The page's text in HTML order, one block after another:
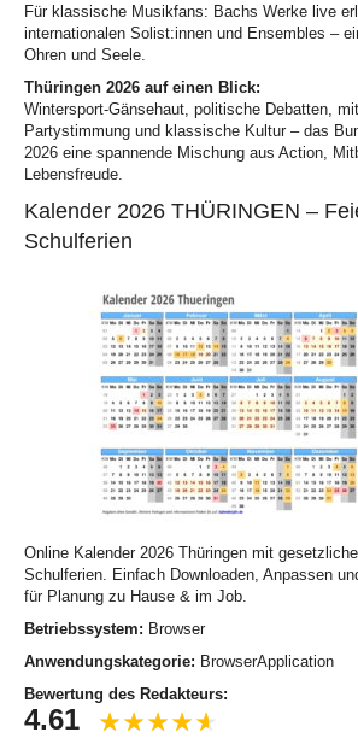
Für klassische Musikfans: Bachs Werke live
internationalen Solist:innen und Ensembles –
Ohren und Seele.
Thüringen 2026 auf einen Blick:
Wintersport-Gänsehaut, politische Debatten,
Partystimmung und klassische Kultur – das
2026 eine spannende Mischung aus Action,
Lebensfreude.
Kalender 2026 THÜRINGEN –
Schulferien
Online Kalender 2026 Thüringen mit
Schulferien. Einfach Downloaden, Anpassen
für Planung zu Hause & im Job.
Betriebssystem: Browser
Anwendungskategorie: BrowserApplication
Bewertung des Redakteurs:
4.61